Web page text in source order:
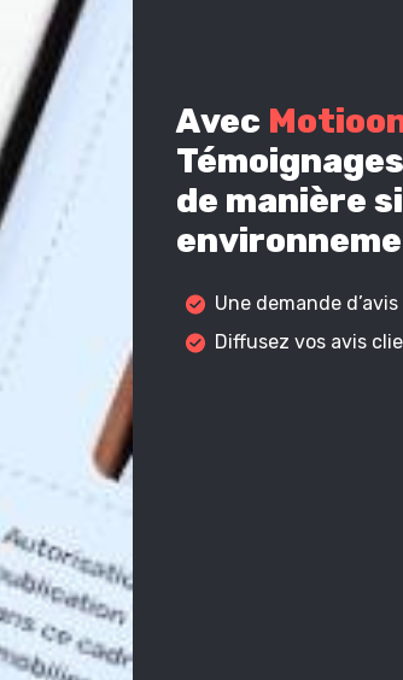
Avec
de manière
Une demande
Diffusez vos avis